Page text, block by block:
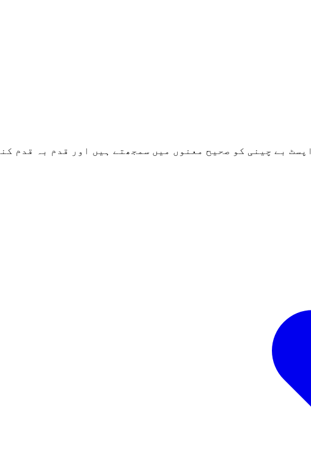
بے چینی کو صحیح معنوں میں سمجھتے ہیں اور قدم بہ قدم